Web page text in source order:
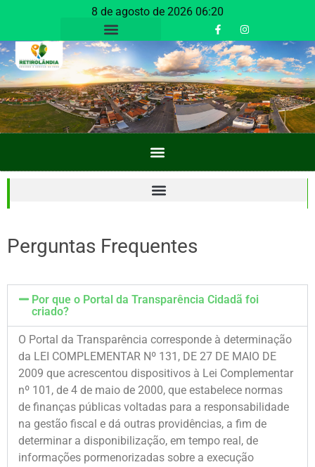
8 de agosto de 2026 06:20
Perguntas Frequentes
Por que o Portal da Transparência Cidadã foi
criado?
O Portal da Transparência corresponde à determinação
da LEI COMPLEMENTAR Nº 131, DE 27 DE MAIO DE
2009 que acrescentou dispositivos à Lei Complementar
nº 101, de 4 de maio de 2000, que estabelece normas
de finanças públicas voltadas para a responsabilidade
na gestão fiscal e dá outras providências, a fim de
determinar a disponibilização, em tempo real, de
informações pormenorizadas sobre a execução